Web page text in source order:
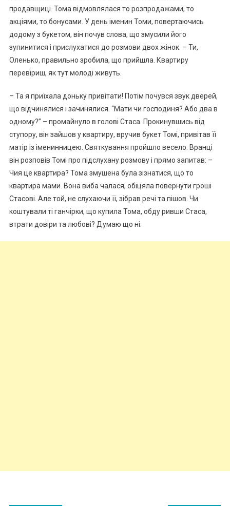
продавщиці. Тома відмовлялася то розпродажами, то
акціями, то бонусами. У день іменин Томи, повертаючись
додому з букетом, він почув слова, що змусили його
зупинитися і прислухатися до розмови двох жінок. – Ти,
Оленько, правильно зробила, що прийшла. Квартиру
перевіриш, як тут молоді живуть.
– Та я приїхала доньку привітати! Потім почувся звук дверей,
що відчинялися і зачинялися. “Мати чи господиня? Або два в
одному?” – промайнуло в голові Стаса. Прокинувшись від
ступору, він зайшов у квартиру, вручив букет Томі, привітав її
матір із іменинницею. Святкування пройшло весело. Вранці
він розповів Томі про підслухану розмову і прямо запитав: –
Чия це квартира? Тома змушена була зізнатися, що то
квартира мами. Вона виба чалася, обіцяла повернути гроші
Стасові. Але той, не слухаючи її, зібрав речі та пішов. Чи
коштували ті ганчірки, що купила Тома, обду ривши Стаса,
втрати довіри та любові? Думаю що ні.